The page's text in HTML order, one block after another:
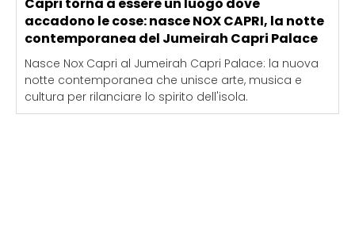
Capri torna a essere un luogo dove
accadono le cose: nasce NOX CAPRI, la notte
contemporanea del Jumeirah Capri Palace
Nasce Nox Capri al Jumeirah Capri Palace: la nuova
notte contemporanea che unisce arte, musica e
cultura per rilanciare lo spirito dell'isola.